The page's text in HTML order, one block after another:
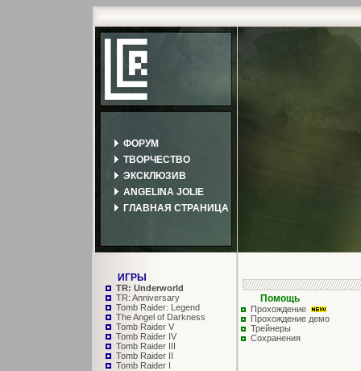
ФОРУМ
ТВОРЧЕСТВО
ЭКСКЛЮЗИВ
ANGELINA JOLIE
ГЛАВНАЯ СТРАНИЦА
ИГРЫ
TR: Underworld
TR: Anniversary
Tomb Raider: Legend
The Angel of Darkness
Tomb Raider V
Tomb Raider IV
Tomb Raider III
Tomb Raider II
Tomb Raider I
Помощь
Прохождение
Прохождение демо
Трейнеры
Сохранения